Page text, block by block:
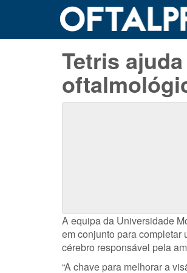
Tetris
A equipa da Universidade
em conjunto para completar
cérebro responsável pela
“A chave para melhorar a